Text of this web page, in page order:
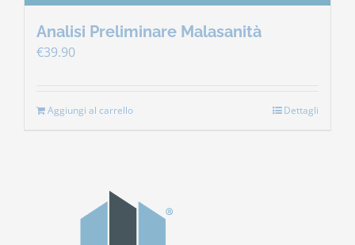
Analisi Preliminare Malasanità
€39.90
Aggiungi al carrello Dettagli